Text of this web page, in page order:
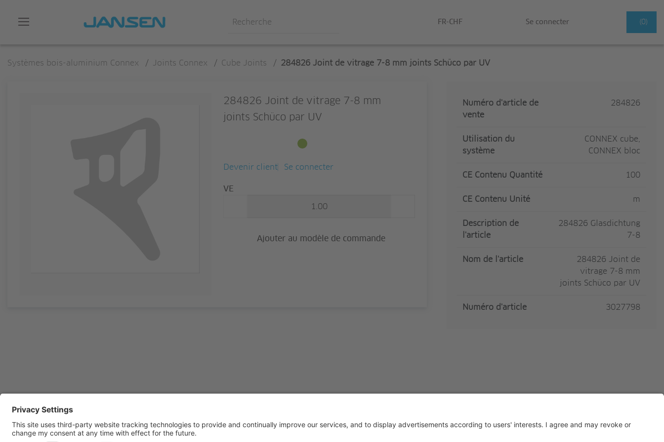
FR-CHF Se connecter (0)
Systèmes bois-aluminium Connex / Joints Connex / Cube Joints / 284826 Joint de vitrage 7-8 mm joints Schüco par UV
284826 Joint de vitrage 7-8 mm
joints Schüco par UV
Devenir client Se connecter
Quantité
VE
Ajouter au modèle de commande
Numéro d'article de
vente
284826
Utilisation du
système
CONNEX cube,
CONNEX bloc
CE Contenu Quantité 100
CE Contenu Unité m
Description de
l'article
284826 Glasdichtung
7-8
Nom de l'article
284826 Joint de
vitrage 7-8 mm
joints Schüco par UV
Numéro d'article 3027798